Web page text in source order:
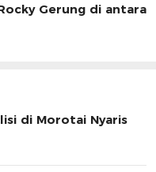
Gerung di antara
di Morotai Nyaris